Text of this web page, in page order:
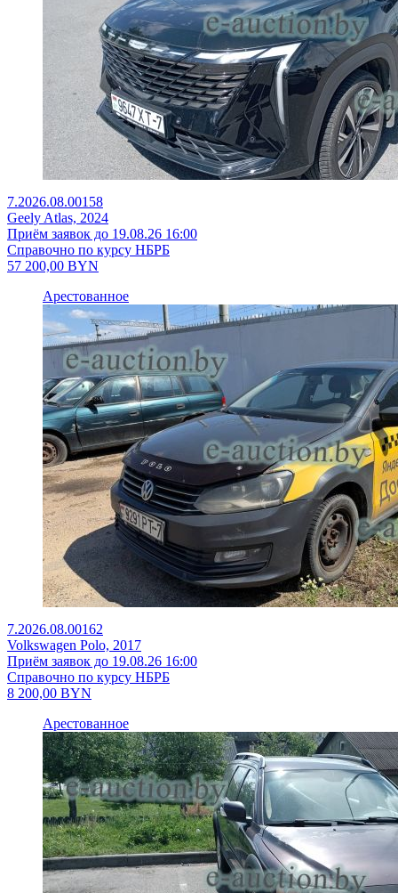
7.2026.08.00158
Geely Atlas, 2024
Приём заявок до 19.08.26 16:00
Справочно по курсу НБРБ
57 200,00 BYN
Арестованное
7.2026.08.00162
Volkswagen Polo, 2017
Приём заявок до 19.08.26 16:00
Справочно по курсу НБРБ
8 200,00 BYN
Арестованное